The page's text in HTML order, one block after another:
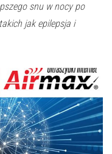
snu w nocy po
jak epilepsja i